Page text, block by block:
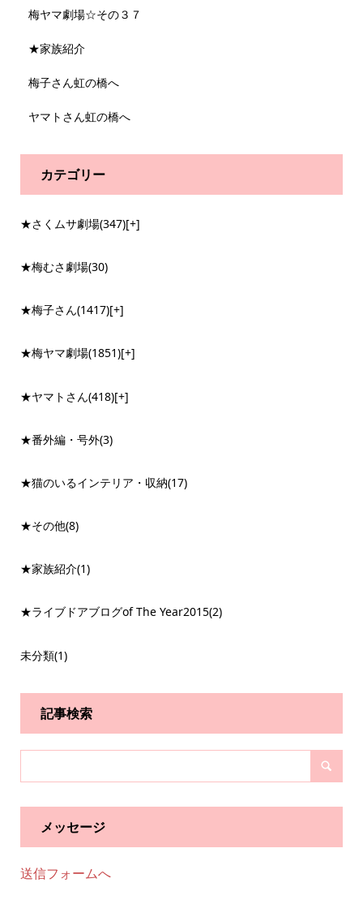
梅ヤマ劇場☆その３７
★家族紹介
梅子さん虹の橋へ
ヤマトさん虹の橋へ
カテゴリー
★さくムサ劇場(347)[+]
★梅むさ劇場(30)
★梅子さん(1417)[+]
★梅ヤマ劇場(1851)[+]
★ヤマトさん(418)[+]
★番外編・号外(3)
★猫のいるインテリア・収納(17)
★その他(8)
★家族紹介(1)
★ライブドアブログof The Year2015(2)
未分類(1)
記事検索
メッセージ
送信フォームへ